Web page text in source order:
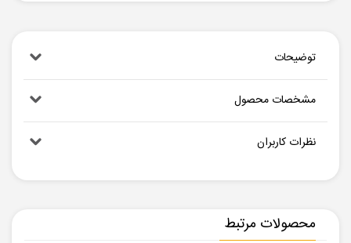
توضیحات
مشخصات محصول
نظرات کاربران
محصولات مرتبط